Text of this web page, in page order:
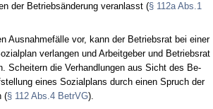
der Be­triebsände­rung ver­an­lasst (§ 112a Abs.1
Aus­nah­mefälle vor, kann der Be­triebs­rat bei ei­ner
ver­lan­gen und Ar­beit­ge­ber und Be­triebs­rat
Schei­tern die Ver­hand­lun­gen aus Sicht des Be­
ei­nes So­zi­al­plans durch ei­nen Spruch der
(§ 112 Abs.4 Be­trVG).